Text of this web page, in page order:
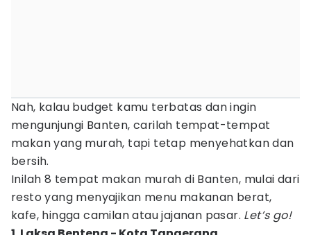
Nah, kalau budget kamu terbatas dan ingin
mengunjungi Banten, carilah tempat-tempat
makan yang murah, tapi tetap menyehatkan dan
bersih.
Inilah 8 tempat makan murah di Banten, mulai dari
resto yang menyajikan menu makanan berat,
kafe, hingga camilan atau jajanan pasar. Let’s go!